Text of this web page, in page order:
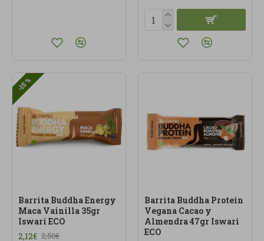
-15 %
Barrita Buddha Energy
Maca Vainilla 35gr
Iswari ECO
2,12€ 2,50€
Barrita Buddha Protein
Vegana Cacao y
Almendra 47gr Iswari
ECO